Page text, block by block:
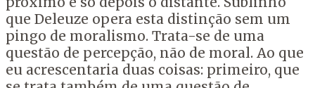
que Deleuze opera esta distinção sem um
pingo de moralismo. Trata-se de uma
questão de percepção, não de moral. Ao que
eu acrescentaria duas coisas: primeiro, que